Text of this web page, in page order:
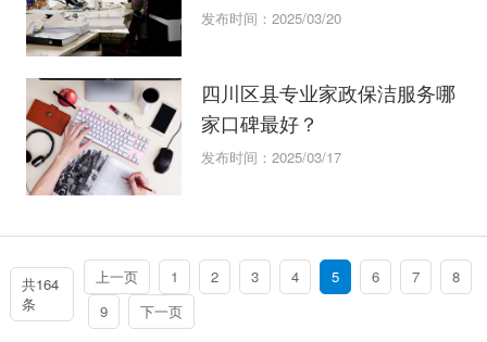
发布时间：2025/03/20
四川区县专业家政保洁服务哪
家口碑最好？
发布时间：2025/03/17
共164
条
上一页 1 2 3 4 5 6 7
8
9
下一页